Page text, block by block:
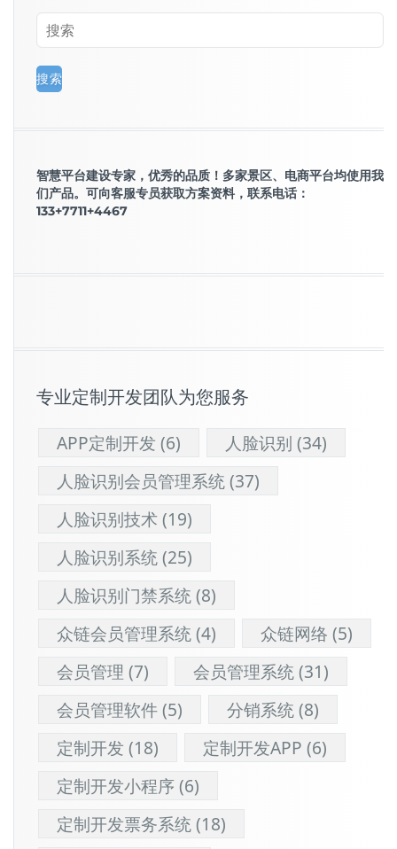
智慧平台建设专家，优秀的品质！多家景区、电商平台均使用我
们产品。可向客服专员获取方案资料，联系电话：
133+7711+4467
专业定制开发团队为您服务
APP定制开发 (6) 人脸识别 (34)
人脸识别会员管理系统(37)
人脸识别技术(19)
人脸识别系统(25)
人脸识别门禁系统(8)
众链会员管理系统(4) 众链网络 (5)
会员管理 (7) 会员管理系统(31)
会员管理软件(5) 分销系统(8)
定制开发 (18) 定制开发APP (6)
定制开发小程序(6)
定制开发票务系统(18)